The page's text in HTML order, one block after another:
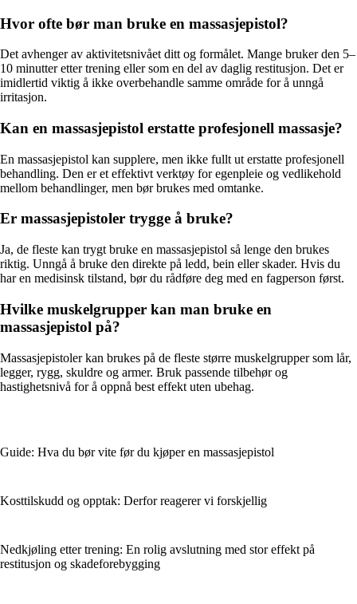
Hvor ofte bør man bruke en massasjepistol?
Det avhenger av aktivitetsnivået ditt og formålet. Mange bruker den 5–
10 minutter etter trening eller som en del av daglig restitusjon. Det er
imidlertid viktig å ikke overbehandle samme område for å unngå
irritasjon.
Kan en massasjepistol erstatte profesjonell massasje?
En massasjepistol kan supplere, men ikke fullt ut erstatte profesjonell
behandling. Den er et effektivt verktøy for egenpleie og vedlikehold
mellom behandlinger, men bør brukes med omtanke.
Er massasjepistoler trygge å bruke?
Ja, de fleste kan trygt bruke en massasjepistol så lenge den brukes
riktig. Unngå å bruke den direkte på ledd, bein eller skader. Hvis du
har en medisinsk tilstand, bør du rådføre deg med en fagperson først.
Hvilke muskelgrupper kan man bruke en
massasjepistol på?
Massasjepistoler kan brukes på de fleste større muskelgrupper som lår,
legger, rygg, skuldre og armer. Bruk passende tilbehør og
hastighetsnivå for å oppnå best effekt uten ubehag.
Guide: Hva du bør vite før du kjøper en massasjepistol
Kosttilskudd og opptak: Derfor reagerer vi forskjellig
Nedkjøling etter trening: En rolig avslutning med stor effekt på
restitusjon og skadeforebygging